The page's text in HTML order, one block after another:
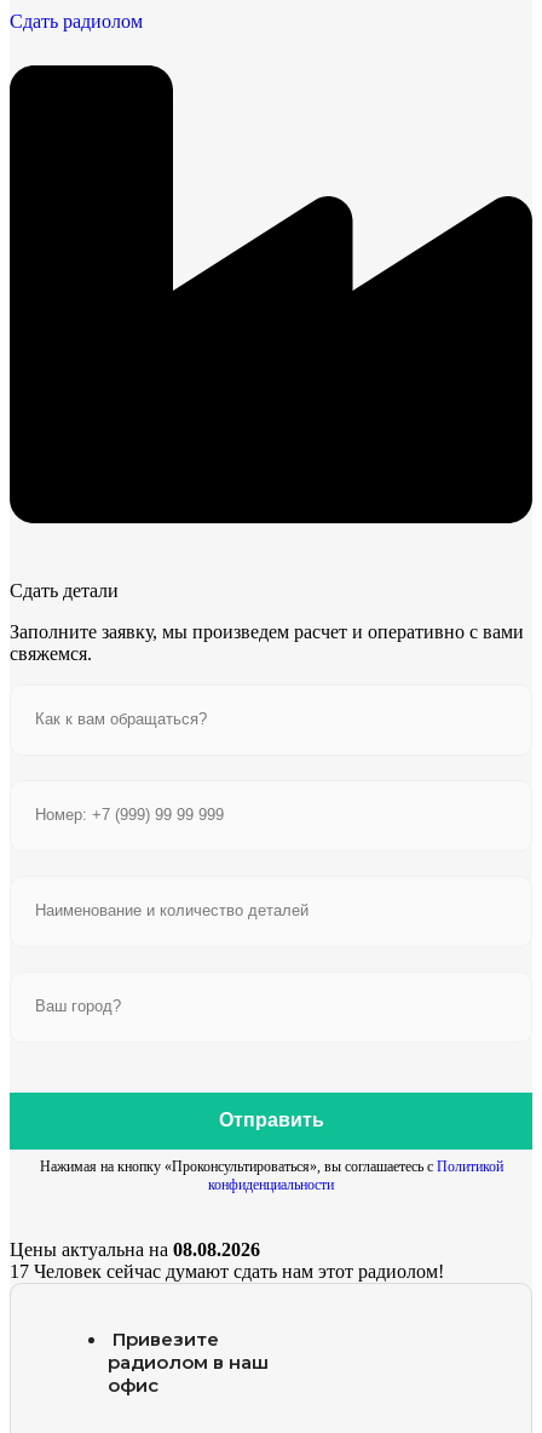
Сдать радиолом
Сдать детали
Заполните заявку, мы произведем расчет и оперативно с вами
свяжемся.
Отправить
Нажимая на кнопку «Проконсультироваться», вы соглашаетесь с Политикой
конфиденциальности
Цены актуальна на 08.08.2026
17 Человек сейчас думают сдать нам этот радиолом!
Привезите
радиолом в наш
офис